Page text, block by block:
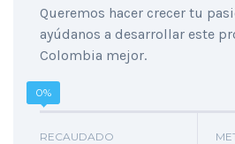
Queremos hacer crecer tu
ayúdanos a desarrollar este
Colombia mejor.
0%
RECAUDADO